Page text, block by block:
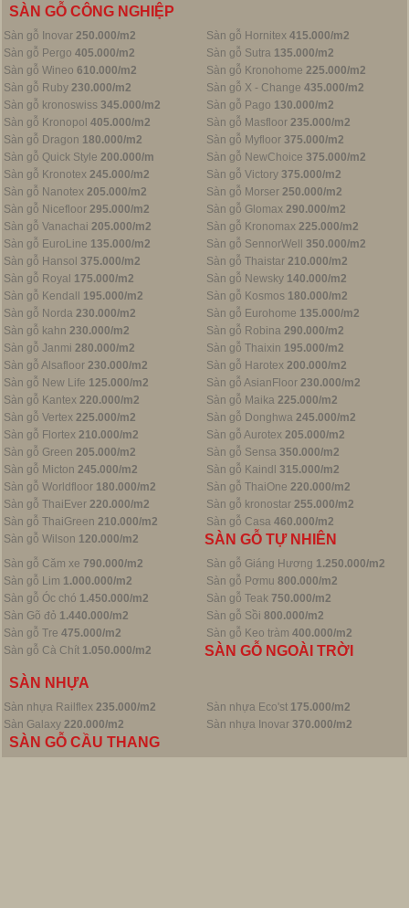
SÀN GỖ CÔNG NGHIỆP
Sàn gỗ Inovar 250.000/m2 Sàn gỗ Hornitex 415.000/m2
Sàn gỗ Pergo 405.000/m2 Sàn gỗ Sutra 135.000/m2
Sàn gỗ Wineo 610.000/m2 Sàn gỗ Kronohome 225.000/m2
Sàn gỗ Ruby 230.000/m2 Sàn gỗ X - Change 435.000/m2
Sàn gỗ kronoswiss 345.000/m2 Sàn gỗ Pago 130.000/m2
Sàn gỗ Kronopol 405.000/m2 Sàn gỗ Masfloor 235.000/m2
Sàn gỗ Dragon 180.000/m2 Sàn gỗ Myfloor 375.000/m2
Sàn gỗ Quick Style 200.000/m Sàn gỗ NewChoice 375.000/m2
Sàn gỗ Kronotex 245.000/m2 Sàn gỗ Victory 375.000/m2
Sàn gỗ Nanotex 205.000/m2 Sàn gỗ Morser 250.000/m2
Sàn gỗ Nicefloor 295.000/m2 Sàn gỗ Glomax 290.000/m2
Sàn gỗ Vanachai 205.000/m2 Sàn gỗ Kronomax 225.000/m2
Sàn gỗ EuroLine 135.000/m2 Sàn gỗ SennorWell
350.000/m2
Sàn gỗ Hansol 375.000/m2 Sàn gỗ Thaistar 210.000/m2
Sàn gỗ Royal 175.000/m2 Sàn gỗ Newsky 140.000/m2
Sàn gỗ Kendall
195.000/m2 Sàn gỗ Kosmos 180.000/m2
Sàn gỗ Norda 230.000/m2 Sàn gỗ Eurohome 135.000/m2
Sàn gỗ kahn 230.000/m2 Sàn gỗ Robina 290.000/m2
Sàn gỗ Janmi 280.000/m2 Sàn gỗ Thaixin 195.000/m2
Sàn gỗ Alsafloor 230.000/m2 Sàn gỗ Harotex 200.000/m2
Sàn gỗ New Life 125.000/m2 Sàn gỗ AsianFloor 230.000/m2
Sàn gỗ Kantex 220.000/m2 Sàn gỗ Maika 225.000/m2
Sàn gỗ Vertex 225.000/m2 Sàn gỗ Donghwa 245.000/m2
Sàn gỗ Flortex 210.000/m2 Sàn gỗ Aurotex 205.000/m2
Sàn gỗ Green 205.000/m2 Sàn gỗ Sensa 350.000/m2
Sàn gỗ Micton 245.000/m2 Sàn gỗ Kaindl 315.000/m2
Sàn gỗ Worldfloor 180.000/m2 Sàn gỗ ThaiOne 220.000/m2
Sàn gỗ ThaiEver 220.000/m2 Sàn gỗ kronostar 255.000/m2
Sàn gỗ ThaiGreen 210.000/m2 Sàn gỗ Casa 460.000/m2
Sàn gỗ Wilson 120.000/m2 SÀN GỖ TỰ NHIÊN
Sàn gỗ Căm xe 790.000/m2 Sàn gỗ Giáng Hương 1.250.000/m2
Sàn gỗ Lim 1.000.000/m2 Sàn gỗ Pơmu 800.000/m2
Sàn gỗ Óc chó 1.450.000/m2 Sàn gỗ Teak 750.000/m2
Sàn Gõ đỏ 1.440.000/m2 Sàn gỗ Sồi 800.000/m2
Sàn gỗ Tre 475.000/m2 Sàn gỗ Keo tràm 400.000/m2
Sàn gỗ Cà Chít 1.050.000/m2 SÀN GỖ NGOÀI TRỜI
SÀN NHỰA
Sàn nhựa Railflex 235.000/m2 Sàn nhựa Eco'st 175.000/m2
Sàn Galaxy 220.000/m2 Sàn nhựa Inovar 370.000/m2
SÀN GỖ CẦU THANG